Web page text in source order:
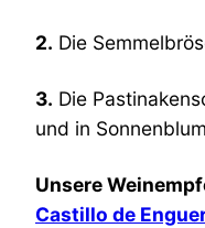
2. Die
3. Die
und in
Unsere
Castillo de